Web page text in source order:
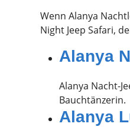
Wenn Alanya
Night Jeep Safari,
Alanya
Alanya Nacht-
Bauchtänzerin.
Alanya